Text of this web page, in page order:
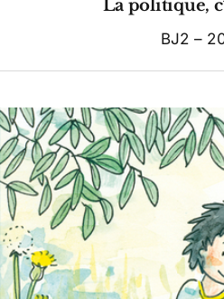
La politique,
BJ2 –